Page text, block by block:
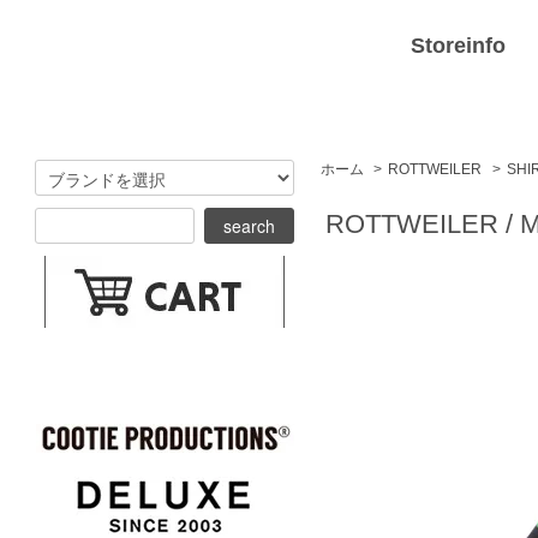
Storeinfo
ホーム > ROTTWEILER >
ROTTWEILER /